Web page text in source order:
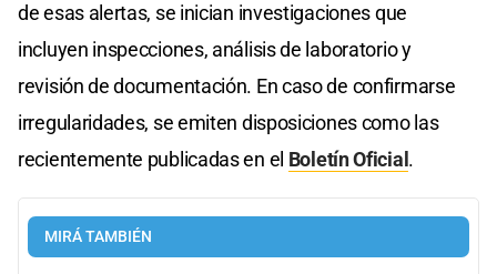
de esas alertas, se inician investigaciones que
incluyen inspecciones, análisis de laboratorio y
revisión de documentación. En caso de confirmarse
irregularidades, se emiten disposiciones como las
recientemente publicadas en el Boletín Oficial .
MIRÁ TAMBIÉN